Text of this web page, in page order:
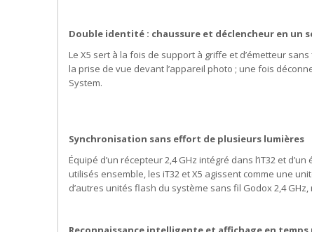
Double identité : chaussure et déclencheur en un
Le X5 sert à la fois de support à griffe et d’émetteur
la prise de vue devant l’appareil photo ; une fois
System.
Synchronisation sans effort de plusieurs lumières
Équipé d’un récepteur 2,4 GHz intégré dans l’iT32 et
utilisés ensemble, les iT32 et X5 agissent comme une
d’autres unités flash du système sans fil Godox 2,4